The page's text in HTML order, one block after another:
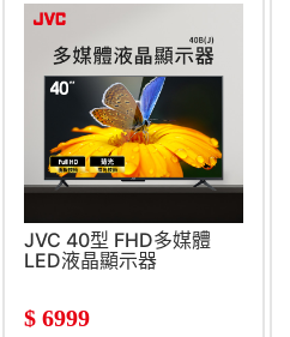
JVC 40型 FHD多媒體
LED液晶顯示器
$ 6999